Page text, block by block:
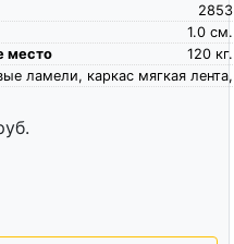
2853
см.
1.0
место
кг.
120
ламели, каркас мягкая лента,